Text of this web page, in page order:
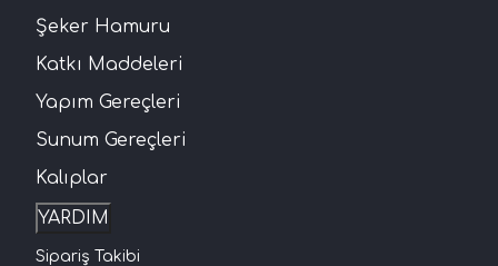
Şeker Hamuru
Katkı Maddeleri
Yapım Gereçleri
Sunum Gereçleri
Kalıplar
YARDIM
Sipariş Takibi